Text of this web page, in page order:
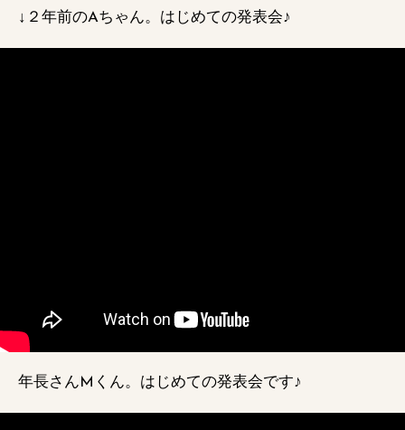
↓２年前のAちゃん。はじめての発表会♪
年長さんMくん。はじめての発表会です♪